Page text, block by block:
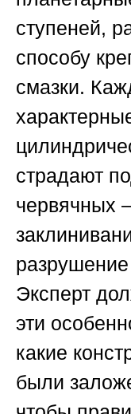
ступеней,
способу
смазки.
страдают
червячных
Эксперт
эти
какие
были